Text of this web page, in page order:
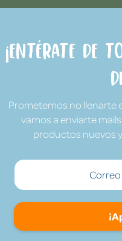
¡Entérate de
Prometemos no llenarte
vamos a enviarte
productos nuevos